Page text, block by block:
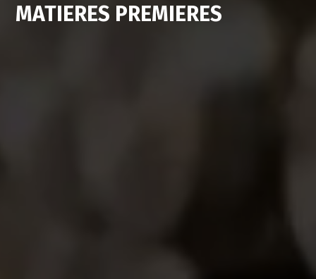
MATIERES PREMIERES